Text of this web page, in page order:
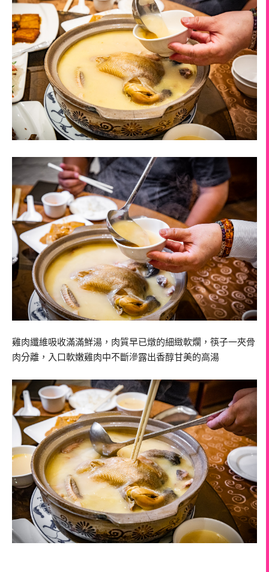
雞肉纖維吸收滿滿鮮湯，肉質早已燉的細緻軟爛，筷子一夾骨
肉分離，入口軟嫩雞肉中不斷滲露出香醇甘美的高湯